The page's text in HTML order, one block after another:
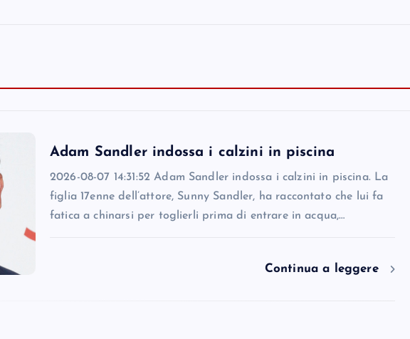
Adam Sandler indossa i calzini in piscina
2026-08-07 14:31:52 Adam Sandler indossa i calzini in piscina. La
figlia 17enne dell’attore, Sunny Sandler, ha raccontato che lui fa
fatica a chinarsi per toglierli prima di entrare in acqua,…
Continua a leggere